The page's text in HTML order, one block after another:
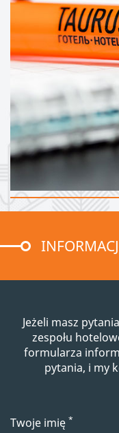
Jeżeli masz
zespołu
formularza
pytania, i my
Twoje imię *